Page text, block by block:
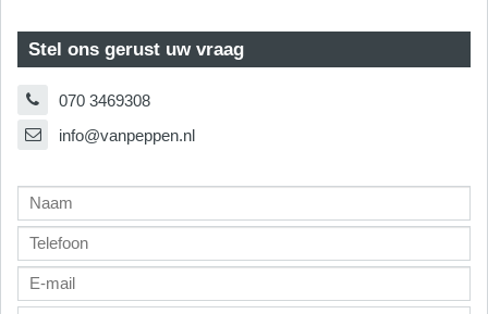
Stel ons gerust uw vraag
070 3469308
info@vanpeppen.nl